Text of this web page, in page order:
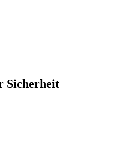
Sicherheit